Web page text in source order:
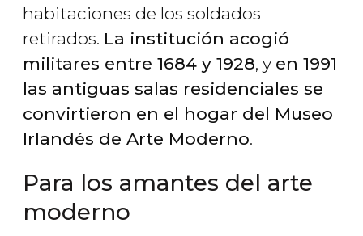
habitaciones de los soldados
retirados. La institución acogió
militares entre 1684 y 1928, y en 1991
las antiguas salas residenciales se
convirtieron en el hogar del Museo
Irlandés de Arte Moderno.
Para los amantes del arte
moderno